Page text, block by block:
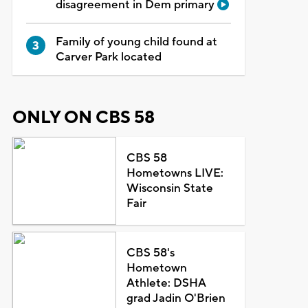
disagreement in Dem primary
Family of young child found at
Carver Park located
ONLY ON CBS 58
CBS 58
Hometowns LIVE:
Wisconsin State
Fair
CBS 58's
Hometown
Athlete: DSHA
grad Jadin O'Brien